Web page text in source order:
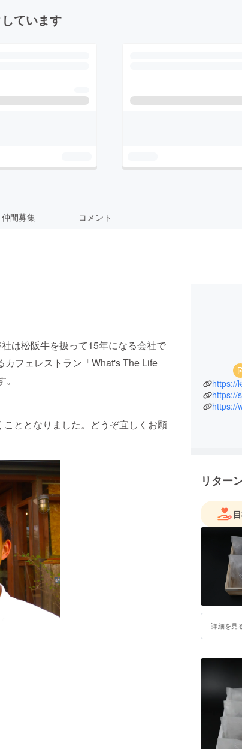
ています
仲間募集 コメント
は松阪牛を扱って15年になる会社で
フェレストラン「What's The Life
ととなりました。どうぞ宜しくお願
https://
https://
https://
リター
詳細を見